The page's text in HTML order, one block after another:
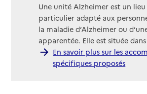
Une unité Alzheimer est un
particulier adapté aux
la maladie d’Alzheimer ou
apparentée. Elle est située
En savoir plus sur les
spécifiques proposés